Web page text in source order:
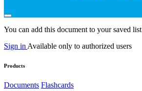
You can add this document to your saved list
Sign in Available only to authorized users
Products
Documents Flashcards